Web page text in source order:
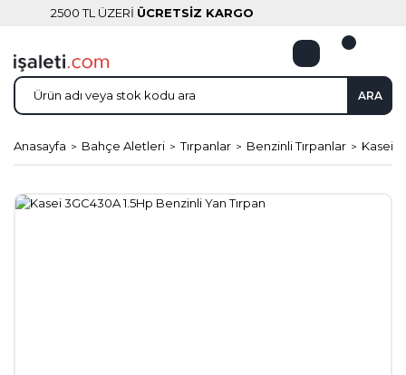
2500 TL ÜZERİ ÜCRETSİZ KARGO
ARA
Anasayfa Bahçe Aletleri Tırpanlar Benzinli Tırpanlar Kasei